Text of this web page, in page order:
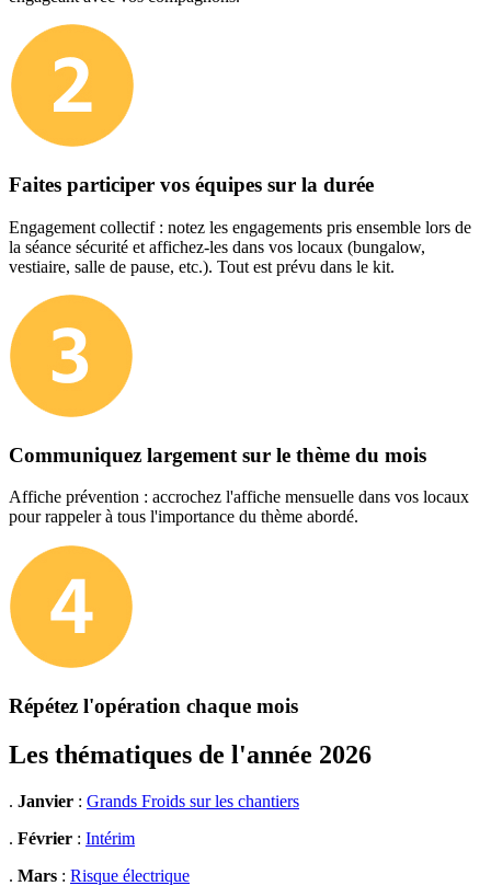
Faites participer vos équipes sur la durée
Engagement collectif : notez les engagements pris ensemble lors de
la séance sécurité et affichez-les dans vos locaux (bungalow,
vestiaire, salle de pause, etc.). Tout est prévu dans le kit.
Communiquez largement sur le thème du mois
Affiche prévention : accrochez l'affiche mensuelle dans vos locaux
pour rappeler à tous l'importance du thème abordé.
Répétez l'opération chaque mois
Les thématiques de l'année 2026
. Janvier : Grands Froids sur les chantiers
. Février : Intérim
. Mars : Risque électrique